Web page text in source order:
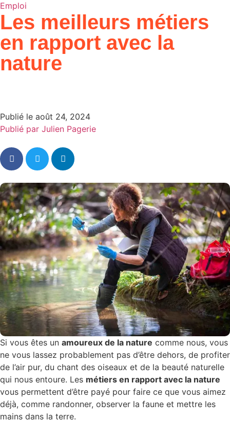
Emploi
Les meilleurs métiers
en rapport avec la
nature
Publié le août 24, 2024
Publié par Julien Pagerie
Si vous êtes un amoureux de la nature comme nous, vous
ne vous lassez probablement pas d’être dehors, de profiter
de l’air pur, du chant des oiseaux et de la beauté naturelle
qui nous entoure. Les métiers en rapport avec la nature
vous permettent d’être payé pour faire ce que vous aimez
déjà, comme randonner, observer la faune et mettre les
mains dans la terre.